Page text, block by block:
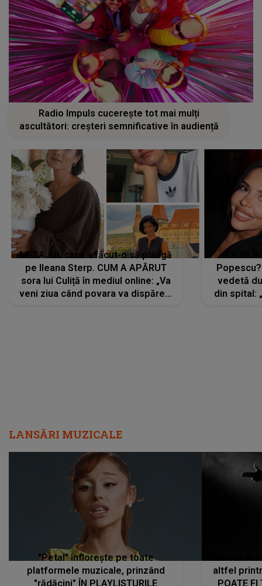
Radio Impuls cucerește tot mai mulți
ascultători: creșteri semnificative în audiență
MESAJUL care a făcut-o să plângă
pe Ileana Sterp. CUM A APĂRUT
sora lui Culiță în mediul online: „Va
veni ziua când povara va dispărea,
vedetă
din spital:
LANSĂRI MUZICALE
"Petal" înflorește pe toate
platformele muzicale, prinzând
"rădăcini" ÎN PLAYLISTURILE
altfel
POATE FI